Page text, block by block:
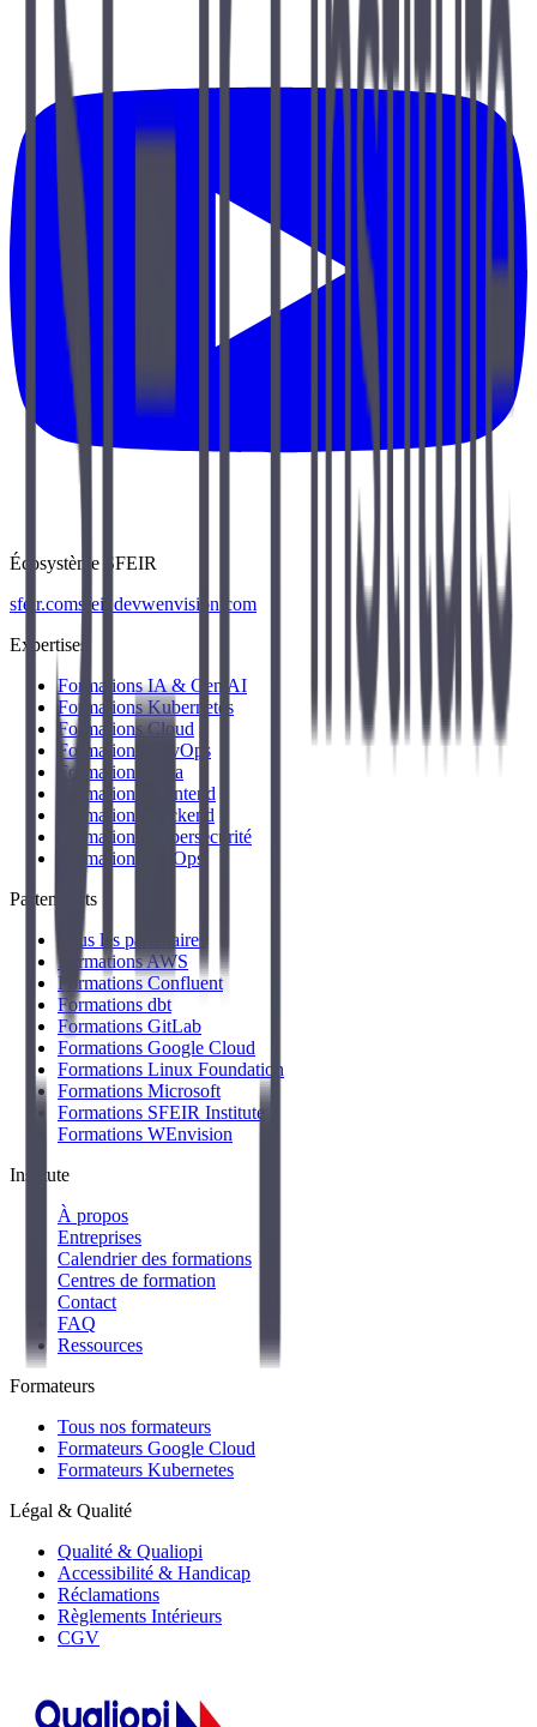
Écosystème SFEIR
sfeir.comsfeir.devwenvision.com
Expertises
Formations IA & Gen AI
Formations Kubernetes
Formations Cloud
Formations DevOps
Formations Data
Formations Frontend
Formations Backend
Formations Cybersécurité
Formations FinOps
Partenariats
Tous les partenaires
Formations AWS
Formations Confluent
Formations dbt
Formations GitLab
Formations Google Cloud
Formations Linux Foundation
Formations Microsoft
Formations SFEIR Institute
Formations WEnvision
Institute
À propos
Entreprises
Calendrier des formations
Centres de formation
Contact
FAQ
Ressources
Formateurs
Tous nos formateurs
Formateurs Google Cloud
Formateurs Kubernetes
Légal & Qualité
Qualité & Qualiopi
Accessibilité & Handicap
Réclamations
Règlements Intérieurs
CGV